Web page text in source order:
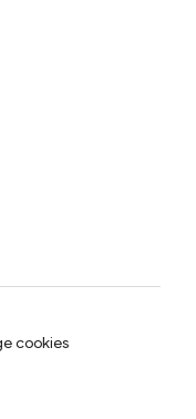
cookies